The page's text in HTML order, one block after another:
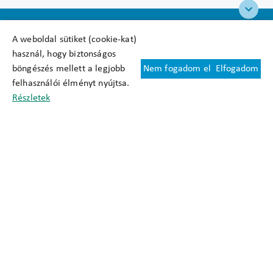
A weboldal sütiket (cookie-kat)
használ, hogy biztonságos
böngészés mellett a legjobb
felhasználói élményt nyújtsa.
Részletek
Nem fogadom el Elfogadom
Felhasználási feltételek